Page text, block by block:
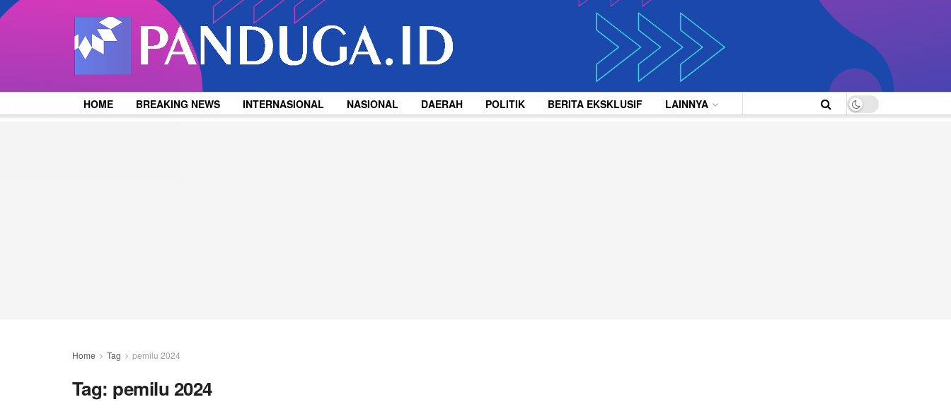
HOME BREAKING NEWS INTERNASIONAL NASIONAL DAERAH POLITIK BERITA EKSKLUSIF LAINNYA
Home Tag pemilu 2024
Tag: pemilu 2024